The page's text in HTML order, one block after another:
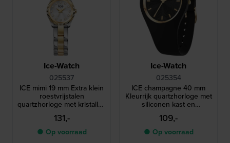
Ice-Watch
025537
ICE mimi 19 mm Extra klein
roestvrijstalen
quartzhorloge met kristallen
indexen
131,-
● Op voorraad
Ice-Watch
025354
ICE champagne 40 mm
Kleurrijk quartzhorloge met
siliconen kast en
geïntegreerde band
109,-
● Op voorraad